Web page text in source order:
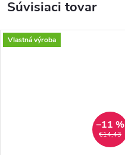
Súvisiaci tovar
Vlastná výroba
€14,43
–11 %